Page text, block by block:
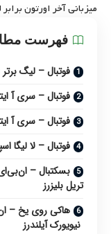
میزبانی آخر اورتون
فهرست
فوتبال – لیگ
فوتبال – سری آ
فوتبال – سری آ
فوتبال – لا لیگا
بسکتبال –
تریل بلیزرز
هاکی روی یخ –
نیویورک آیلندرز